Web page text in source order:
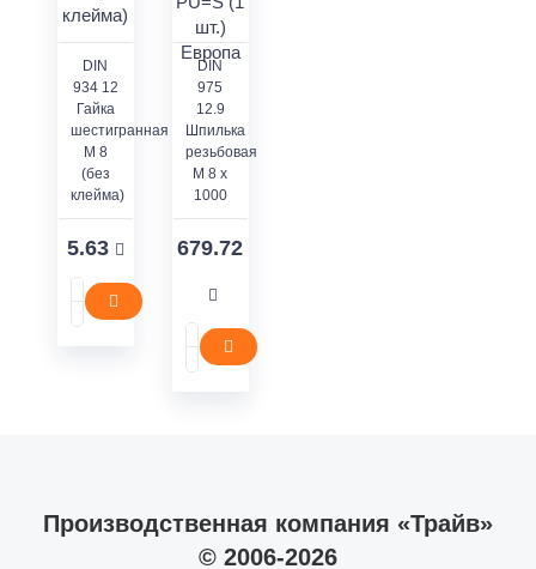
DIN
934 12
Гайка
шестигранная
M 8
(без
клейма)
5.63
DIN
975
12.9
Шпилька
резьбовая
M 8 x
1000
679.72
Производственная компания «Трайв»
© 2006-2026